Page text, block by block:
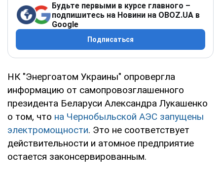
Будьте первыми в курсе главного –
подпишитесь на Новини на OBOZ.UA в
Google
Подписаться
НК "Энергоатом Украины" опровергла
информацию от самопровозглашенного
президента Беларуси Александра Лукашенко
о том, что на Чернобыльской АЭС запущены
электромощности. Это не соответствует
действительности и атомное предприятие
остается законсервированным.